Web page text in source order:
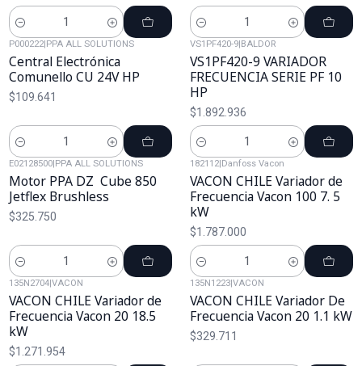
Cantidad Cantidad
P000222|PPA ALL SOLUTIONS
Central Electrónica
Comunello CU 24V HP
$109.641
Cantidad
VS1PF420-9|BALDOR
VS1PF420-9 VARIADOR
FRECUENCIA SERIE PF 10
HP
$1.892.936
Cantidad
E02128500|PPA ALL SOLUTIONS
Motor PPA DZ Cube 850
Jetflex Brushless
$325.750
Cantidad
182112|Danfoss Vacon
VACON CHILE Variador de
Frecuencia Vacon 100 7. 5
kW
$1.787.000
Cantidad
135N2704|VACON
VACON CHILE Variador de
Frecuencia Vacon 20 18.5
kW
$1.271.954
135N1223|VACON
VACON CHILE Variador De
Frecuencia Vacon 20 1.1 kW
$329.711